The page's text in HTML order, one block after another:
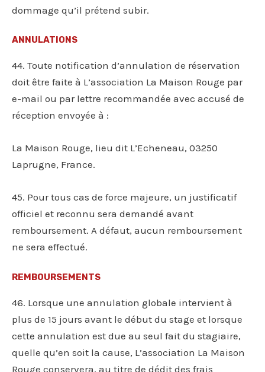
dommage qu’il prétend subir.
ANNULATIONS
44. Toute notification d’annulation de réservation
doit être faite à L’association La Maison Rouge par
e-mail ou par lettre recommandée avec accusé de
réception envoyée à :
La Maison Rouge, lieu dit L’Echeneau, 03250
Laprugne, France.
45. Pour tous cas de force majeure, un justificatif
officiel et reconnu sera demandé avant
remboursement. A défaut, aucun remboursement
ne sera effectué.
REMBOURSEMENTS
46. Lorsque une annulation globale intervient à
plus de 15 jours avant le début du stage et lorsque
cette annulation est due au seul fait du stagiaire,
quelle qu’en soit la cause, L’association La Maison
Rouge conservera, au titre de dédit des frais